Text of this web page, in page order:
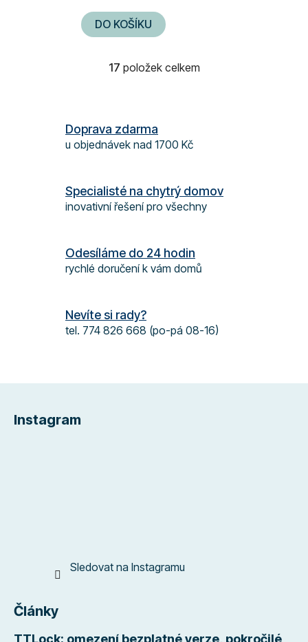
DO KOŠÍKU
O
d
a
p
r
y
v
s
17 položek celkem
Doprava zdarma
u objednávek nad 1700 Kč
Specialisté na chytrý domov
inovativní řešení pro všechny
Odesíláme do 24 hodin
rychlé doručení k vám domů
Nevíte si rady?
tel. 774 826 668 (po-pá 08-16)
Instagram
Sledovat na Instagramu
Články
TTLock: omezení bezplatné verze, pokročilé